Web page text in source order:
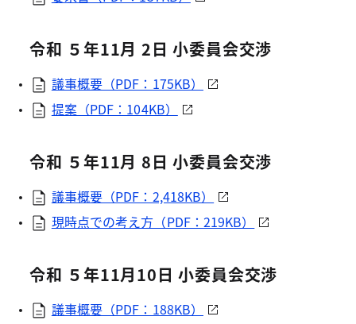
令和 ５年11月 2日 小委員会交渉
議事概要（PDF：175KB）
提案（PDF：104KB）
令和 ５年11月 8日 小委員会交渉
議事概要（PDF：2,418KB）
現時点での考え方（PDF：219KB）
令和 ５年11月10日 小委員会交渉
議事概要（PDF：188KB）